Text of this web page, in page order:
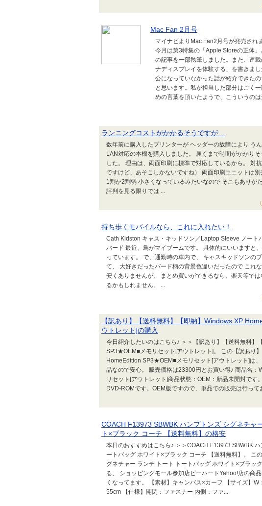
Mac Fan 2月号
マイナビよりMac Fan2月号が発売され
今月は第3特集の「Apple Storeの正体
の記事を一部執筆しました。また、連
ナディスプレイを体験する」を書きま
公になっていなかった話が紹介できた
と思います。私が担当した部分はごく
めの言葉を頂いたようで、こういうの
ランニングコストがかかるそうですが…
数年前に購入したプリンターが ヘッダーの故障により う
LAN対応の本機を購入しました。 届くまで時間がかかり
した。 理由は、両面印刷に標準で対応しているから。 対
ですけど、あそこしかないですね） 両面印刷ユニットは
1割か2割弱 小さくなっているみたいなので そこもありが
評判を見る限りでは ...
持ち歩くモバイルなら、これに入れたい！
Cath Kidston キャス・キッドソン／Laptop Sleeve ノート
バード 最近、鳥がマイブームです。 具体的にいいますと
っています。 で、通勤時の車内で、 キャスキッドソンの
て、 大好きだったバード柄の背景色違いだったので これ
安くありませんが、 まとめ買いができるなら、楽天等で
るかもしれません。 ...
【訳あり】【送料無料】【即納】Windows XP
ウトレット]の購入
今日紹介したいのはこちら♪ ＞＞【訳あり】【送料無料】
SP3★OEM■メモリセット[アウトレット]。 この【訳あり
HomeEdition SP3★OEM■メモリセット[アウトレット]は
品なので安心。 販売価格は23300円とお買い得♪ 商品名
リセット[アウトレット]商品状態：OEM：新品未開封です
DVD-ROMです。OEM版ですので、単品での販売は行って
COACH F13973 SBWBK ハンプトンズ シグネチャ
ト×ブラック コーチ 【送料無料】の格安
本日のおすすめはこちら♪ ＞＞COACH F13973 SBWBK
ートバッグ ホワイト×ブラック コーチ 【送料無料】。 こ
グネチャー ランチ トート トートバッグ ホワイト×ブラッ
る、 ショッピングモール参加店ビーハートYahoo!店の商
くなってます。 【素材】キャンバス×カーフ 【サイズ】
55cm 【仕様】開閉：ファスナー 内側：ファ...